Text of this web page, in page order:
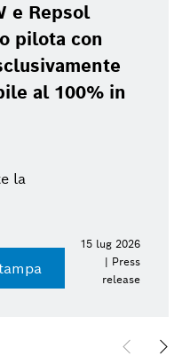
e Repsol
pilota con
al 100% in
la
15 lug 2026
| Press
release